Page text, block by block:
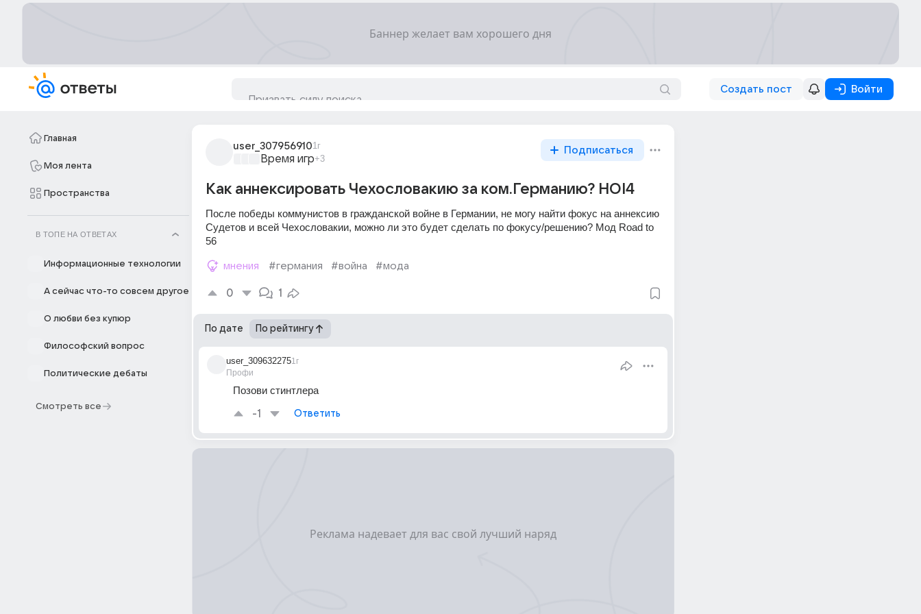
Создать пост Войти
Главная
Моя лента
Пространства
В ТОПЕ НА ОТВЕТАХ
Информационные технологии
А сейчас что-то совсем другое
О любви без купюр
Философский вопрос
Политические дебаты
Смотреть все
user_3079569101г
Время игр+3
Подписаться
Как аннексировать Чехословакию за ком.Германию? HOI4
После победы коммунистов в гражданской войне в Германии, не могу найти фокус на аннексию
Судетов и всей Чехословакии, можно ли это будет сделать по фокусу/решению? Мод Road to
56
мнения #германия #война #мода
0 1
По дате По рейтингу
user_309632275
Профи
1г
Позови стинтлера
-1 Ответить